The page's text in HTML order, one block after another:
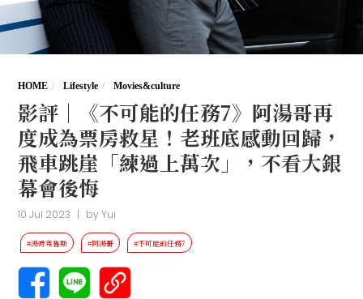
HOME Lifestyle Movies&culture
影評｜《不可能的任務7》阿湯哥再
度成為票房救星！老班底感動回歸，
飛車跳崖「練過上萬次」，不看大銀
幕會後悔
10 Jul 2023 | byYui
#湯姆克魯斯 #阿湯哥 #不可能的任務7